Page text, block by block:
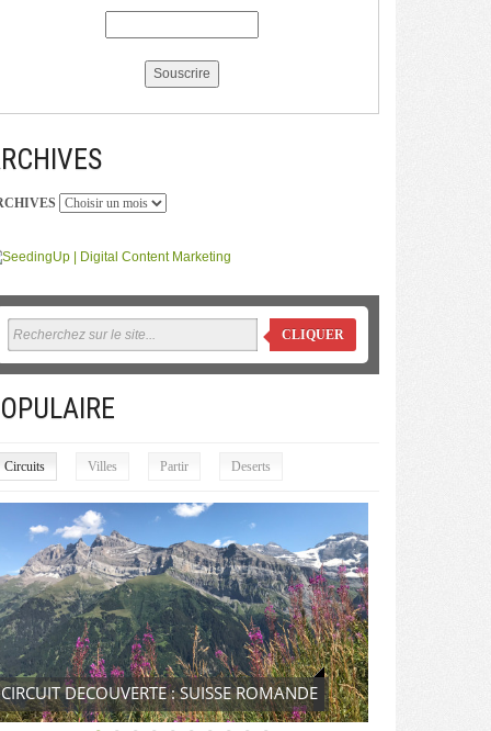
CLIQUER
Circuits Villes Partir Deserts
CIRCUIT DECOUVERTE : SUISSE ROMANDE